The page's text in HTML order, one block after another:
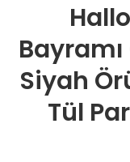
Bayramı
Siyah
Tül